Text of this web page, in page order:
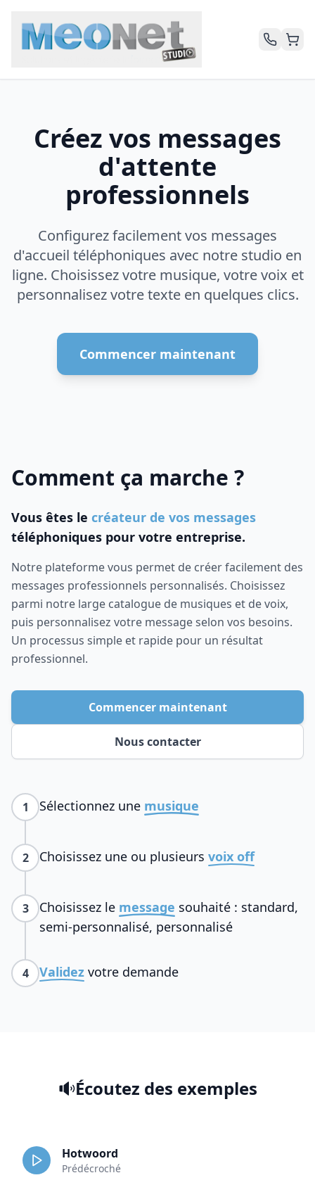
Créez vos messages
d'attente
professionnels
Configurez facilement vos messages
d'accueil téléphoniques avec notre studio en
ligne. Choisissez votre musique, votre voix et
personnalisez votre texte en quelques clics.
Commencer maintenant
Comment ça marche ?
Vous êtes le créateur de vos messages
téléphoniques pour votre entreprise.
Notre plateforme vous permet de créer facilement des
messages professionnels personnalisés. Choisissez
parmi notre large catalogue de musiques et de voix,
puis personnalisez votre message selon vos besoins.
Un processus simple et rapide pour un résultat
professionnel.
Commencer maintenant
Nous contacter
1 Sélectionnez une musique
2 Choisissez une ou plusieurs voix off
3 Choisissez le message souhaité : standard,
semi-personnalisé, personnalisé
4 Validez votre demande
Écoutez des exemples
Hotwoord
Prédécroché